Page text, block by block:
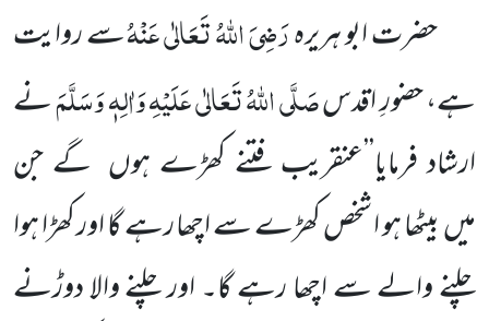
حضرت ابو ہریرہرَضِیَ اللّٰہُ تَعَالٰی عَنْہُسے روایت
ہے، حضورِ اقدسصَلَّی اللّٰہُ تَعَالٰی عَلَیْہِ وَاٰلِہٖ وَسَلَّمَنے
ارشاد فرمایا’’عنقریب فتنے کھڑے ہوں گے جن
میںبیٹھا ہو ا شخص کھڑے سے اچھا رہے گا اور کھڑا ہوا
چلنے والے سے اچھا رہے گا۔ اور چلنے والا دوڑنے